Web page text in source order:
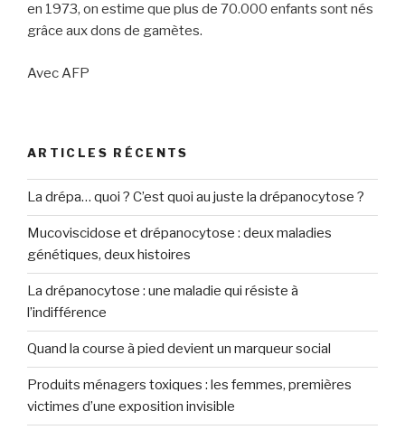
en 1973, on estime que plus de 70.000 enfants sont nés
grâce aux dons de gamètes.
Avec AFP
ARTICLES RÉCENTS
La drépa… quoi ? C’est quoi au juste la drépanocytose ?
Mucoviscidose et drépanocytose : deux maladies
génétiques, deux histoires
La drépanocytose : une maladie qui résiste à
l’indifférence
Quand la course à pied devient un marqueur social
Produits ménagers toxiques : les femmes, premières
victimes d’une exposition invisible